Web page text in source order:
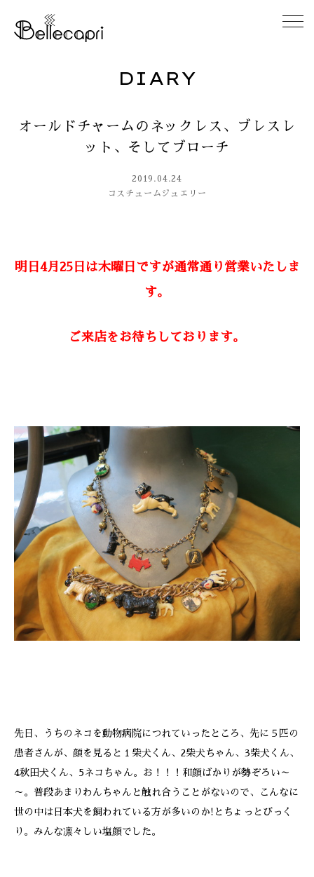
ABOUT
ACCESS
CONTACT
ONLINE SHOP
DIARY
オールドチャームのネックレス、ブレスレ
ット、そしてブローチ
2019.04.24
コスチュームジュエリー
明日4月25日は木曜日ですが通常通り営業いたしま
す。
ご来店をお待ちしております。
先日、うちのネコを動物病院につれていったところ、先に５匹の
患者さんが、顔を見ると１柴犬くん、2柴犬ちゃん、3柴犬くん、
4秋田犬くん、5ネコちゃん。お！！！和顔ばかりが勢ぞろい～
～。普段あまりわんちゃんと触れ合うことがないので、こんなに
世の中は日本犬を飼われている方が多いのか!とちょっとびっく
り。みんな凛々しい塩顔でした。